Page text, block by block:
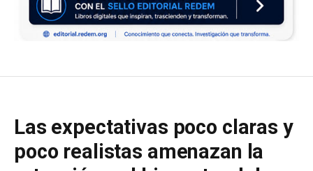
Las expectativas poco claras y
poco realistas amenazan la